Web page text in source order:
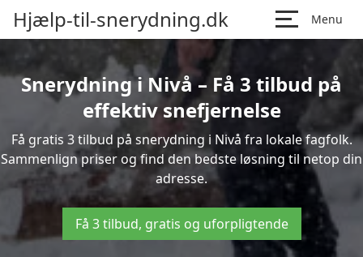
Hjælp-til-snerydning.dk Menu
Snerydning i Nivå – Få 3 tilbud på
effektiv snefjernelse
Få gratis 3 tilbud på snerydning i Nivå fra lokale fagfolk.
Sammenlign priser og find den bedste løsning til netop din
adresse.
Få 3 tilbud, gratis og uforpligtende